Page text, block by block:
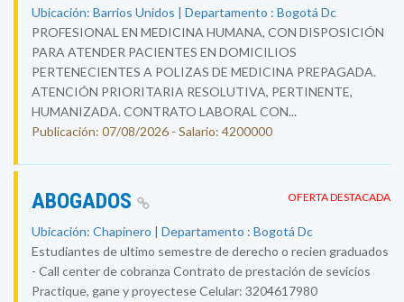
Ubicación: Barrios Unidos | Departamento : Bogotá Dc
PROFESIONAL EN MEDICINA HUMANA, CON DISPOSICIÓN
PARA ATENDER PACIENTES EN DOMICILIOS
PERTENECIENTES A POLIZAS DE MEDICINA PREPAGADA.
ATENCIÓN PRIORITARIA RESOLUTIVA, PERTINENTE,
HUMANIZADA. CONTRATO LABORAL CON...
Publicación: 07/08/2026 - Salario: 4200000
OFERTA DESTACADA
ABOGADOS
Ubicación: Chapinero | Departamento : Bogotá Dc
Estudiantes de ultimo semestre de derecho o recien graduados
- Call center de cobranza Contrato de prestación de sevicios
Practique, gane y proyectese Celular: 3204617980